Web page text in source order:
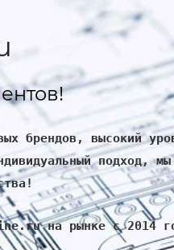
брендов, высокий
подход, мы
на рынке с 2014